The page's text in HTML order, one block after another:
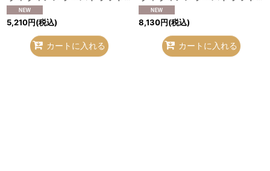
5,210円(税込)
カートに入れる
8,130円(税込)
カートに入れる